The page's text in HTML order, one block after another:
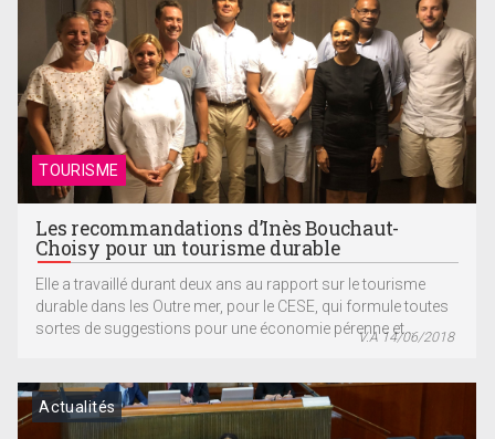
TOURISME
Les recommandations d’Inès Bouchaut-
Choisy pour un tourisme durable
Elle a travaillé durant deux ans au rapport sur le tourisme
durable dans les Outre mer, pour le CESE, qui formule toutes
sortes de suggestions pour une économie pérenne et...
V.A 14/06/2018
Actualités